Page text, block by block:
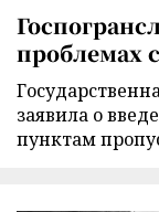
проблемах
заявила о
пунктам